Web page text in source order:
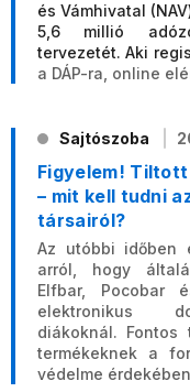
és Vámhivatal
5,6 millió
tervezetét. Aki
a DÁP-ra, online
Sajtószoba
Figyelem!
– mit kell tudni
társairól?
Az utóbbi időben
arról, hogy
Elfbar, Pocobar
elektronikus
diákoknál.
termékeknek a
védelme